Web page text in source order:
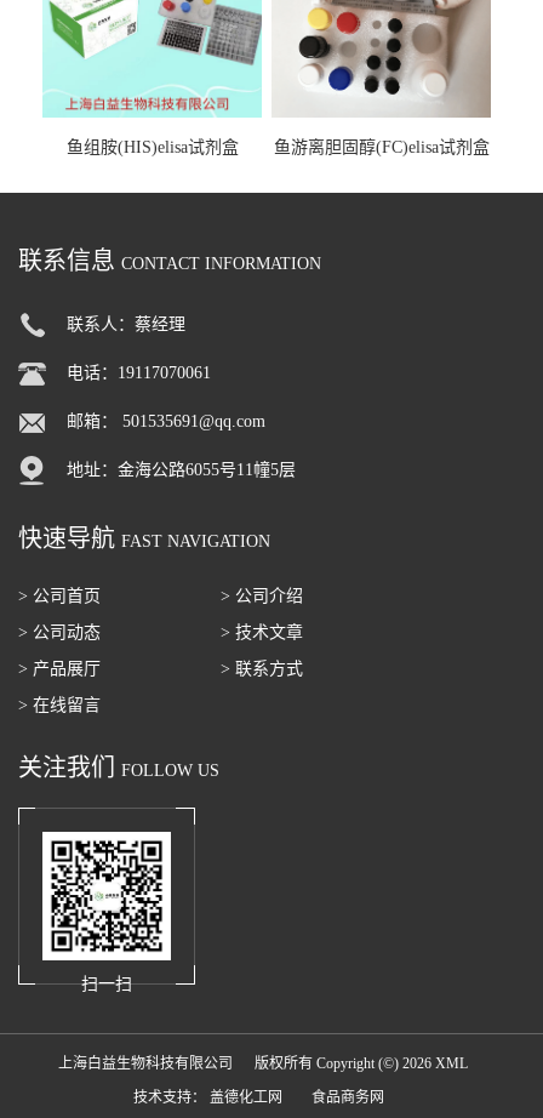
鱼组胺(HIS)elisa试剂盒 鱼游离胆固醇(FC)elisa试剂盒
联系信息 CONTACT INFORMATION
联系人：蔡经理
电话：19117070061
邮箱： 501535691@qq.com
地址：金海公路6055号11幢5层
快速导航 FAST NAVIGATION
> 公司首页
> 公司介绍
> 公司动态
> 技术文章
> 产品展厅
> 联系方式
> 在线留言
关注我们 FOLLOW US
扫一扫
上海白益生物科技有限公司 版权所有 Copyright (©) 2026 XML
技术支持： 盖德化工网 食品商务网